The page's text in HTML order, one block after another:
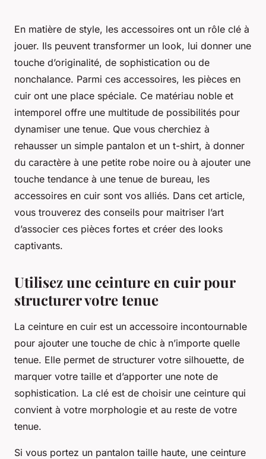
En matière de style, les accessoires ont un rôle clé à
jouer. Ils peuvent transformer un look, lui donner une
touche d’originalité, de sophistication ou de
nonchalance. Parmi ces accessoires, les pièces en
cuir ont une place spéciale. Ce matériau noble et
intemporel offre une multitude de possibilités pour
dynamiser une tenue. Que vous cherchiez à
rehausser un simple pantalon et un t-shirt, à donner
du caractère à une petite robe noire ou à ajouter une
touche tendance à une tenue de bureau, les
accessoires en cuir sont vos alliés. Dans cet article,
vous trouverez des conseils pour maitriser l’art
d’associer ces pièces fortes et créer des looks
captivants.
Utilisez une ceinture en cuir pour
structurer votre tenue
La ceinture en cuir est un accessoire incontournable
pour ajouter une touche de chic à n’importe quelle
tenue. Elle permet de structurer votre silhouette, de
marquer votre taille et d’apporter une note de
sophistication. La clé est de choisir une ceinture qui
convient à votre morphologie et au reste de votre
tenue.
Si vous portez un pantalon taille haute, une ceinture